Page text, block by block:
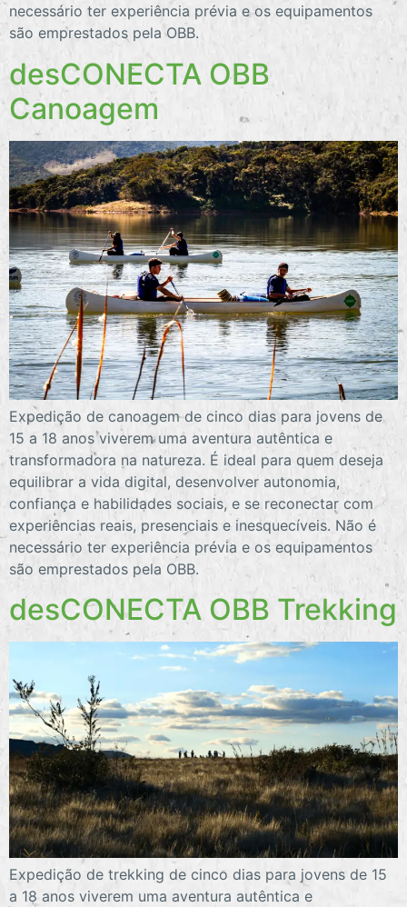
necessário ter experiência prévia e os equipamentos
são emprestados pela OBB.
desCONECTA OBB
Canoagem
Expedição de canoagem de cinco dias para jovens de
15 a 18 anos viverem uma aventura autêntica e
transformadora na natureza. É ideal para quem deseja
equilibrar a vida digital, desenvolver autonomia,
confiança e habilidades sociais, e se reconectar com
experiências reais, presenciais e inesquecíveis. Não é
necessário ter experiência prévia e os equipamentos
são emprestados pela OBB.
desCONECTA OBB Trekking
Expedição de trekking de cinco dias para jovens de 15
a 18 anos viverem uma aventura autêntica e